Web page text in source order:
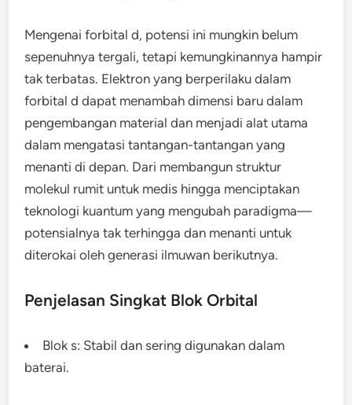
Mengenai forbital d, potensi ini mungkin belum
sepenuhnya tergali, tetapi kemungkinannya hampir
tak terbatas. Elektron yang berperilaku dalam
forbital d dapat menambah dimensi baru dalam
pengembangan material dan menjadi alat utama
dalam mengatasi tantangan-tantangan yang
menanti di depan. Dari membangun struktur
molekul rumit untuk medis hingga menciptakan
teknologi kuantum yang mengubah paradigma—
potensialnya tak terhingga dan menanti untuk
diterokai oleh generasi ilmuwan berikutnya.
Penjelasan Singkat Blok Orbital
Blok s: Stabil dan sering digunakan dalam
baterai.